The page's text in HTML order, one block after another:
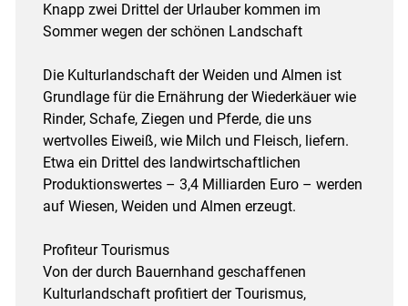
Knapp zwei Drittel der Urlauber kommen im
Sommer wegen der schönen Landschaft
Die Kulturlandschaft der Weiden und Almen ist
Grundlage für die Ernährung der Wiederkäuer wie
Rinder, Schafe, Ziegen und Pferde, die uns
wertvolles Eiweiß, wie Milch und Fleisch, liefern.
Etwa ein Drittel des landwirtschaftlichen
Produktionswertes – 3,4 Milliarden Euro – werden
auf Wiesen, Weiden und Almen erzeugt.
Profiteur Tourismus
Von der durch Bauernhand geschaffenen
Kulturlandschaft profitiert der Tourismus,